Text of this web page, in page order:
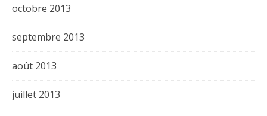
octobre 2013
septembre 2013
août 2013
juillet 2013